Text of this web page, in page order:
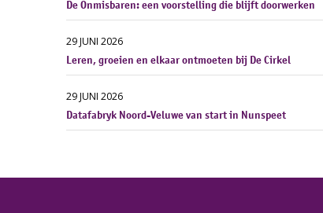
De Onmisbaren: een voorstelling die blijft doorwerken
29 JUNI 2026
Leren, groeien en elkaar ontmoeten bij De Cirkel
29 JUNI 2026
Datafabryk Noord-Veluwe van start in Nunspeet